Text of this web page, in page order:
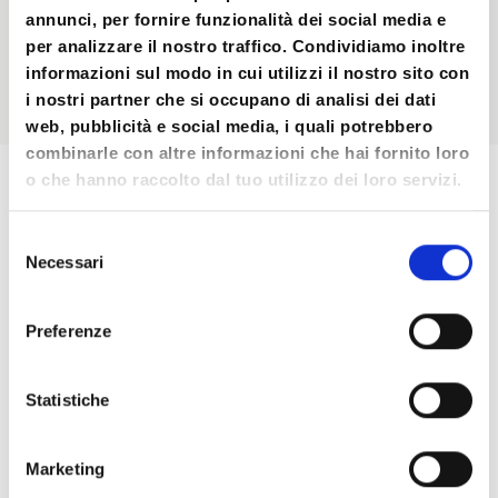
annunci, per fornire funzionalità dei social media e
per analizzare il nostro traffico. Condividiamo inoltre
informazioni sul modo in cui utilizzi il nostro sito con
i nostri partner che si occupano di analisi dei dati
web, pubblicità e social media, i quali potrebbero
combinarle con altre informazioni che hai fornito loro
o che hanno raccolto dal tuo utilizzo dei loro servizi.
delNecessari
Preferenze
Statistiche
Marketing
17.00 Chiusura lavori e documentazione
ECM
quie compilarla
bonifico bancario via mail a